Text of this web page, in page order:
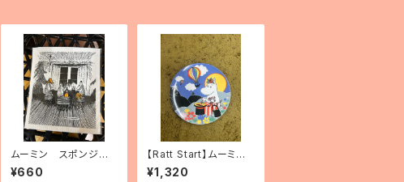
ムーミン スポンジワ
イプ 「トゥルートゥー
イッツオリジン」
¥660
【Ratt Start】ムーミン
プレート「Festivities」
¥1,320